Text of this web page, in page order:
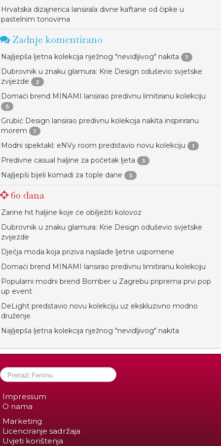
Hrvatska dizajnerica lansirala divne kaftane od čipke u
pastelnim tonovima
Zadnje komentirano
Najljepša ljetna kolekcija nježnog "nevidljivog" nakita 1
Dubrovnik u znaku glamura: Krie Design oduševio svjetske
zvijezde
2
Domaći brend MINAMI lansirao predivnu limitiranu kolekciju
5
Grubić Design lansirao predivnu kolekcija nakita inspiriranu
morem
1
Modni spektakl: eNVy room predstavio novu kolekciju 1
Predivne casual haljine za početak ljeta 3
Najljepši bijeli komadi za tople dane 3
60 dana
Zarine hit haljine koje će obilježiti kolovoz
Dubrovnik u znaku glamura: Krie Design oduševio svjetske
zvijezde
Dječja moda koja priziva najslađe ljetne uspomene
Domaći brend MINAMI lansirao predivnu limitiranu kolekciju
Popularni modni brend Bomber u Zagrebu priprema prvi pop
up event
DeLight predstavio novu kolekciju uz ekskluzivno modno
druženje
Najljepša ljetna kolekcija nježnog "nevidljivog" nakita
Impressum
O nama
Marketing
Licenciranje sadržaja
Uvjeti korištenja